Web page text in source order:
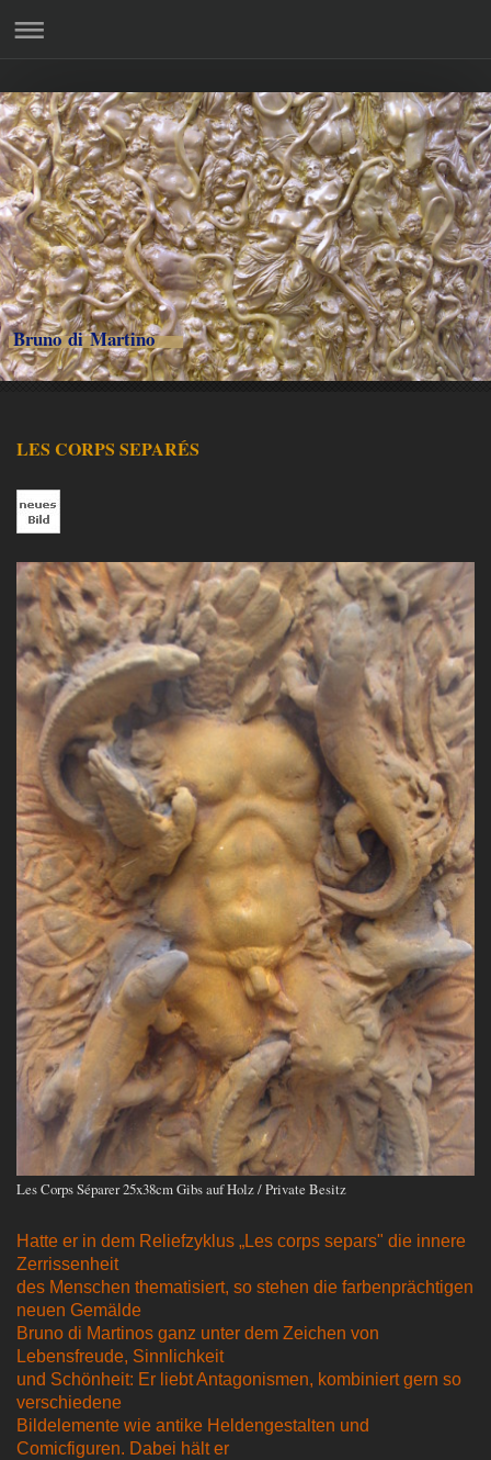
Bruno di Martino
LES CORPS SEPARÉS
Les Corps Séparer 25x38cm Gibs auf Holz / Private Besitz
Hatte er in dem Reliefzyklus „Les corps separs" die innere
Zerrissenheit
des Menschen thematisiert, so stehen die farbenprächtigen
neuen Gemälde
Bruno di Martinos ganz unter dem Zeichen von
Lebensfreude, Sinnlichkeit
und Schönheit: Er liebt Antagonismen, kombiniert gern so
verschiedene
Bildelemente wie antike Heldengestalten und
Comicfiguren. Dabei hält er